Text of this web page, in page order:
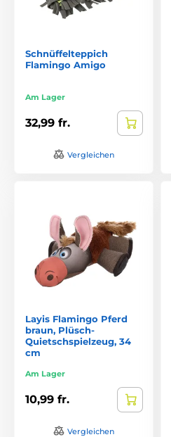
Schnüffelteppich
Flamingo Amigo
Am Lager
32,99 fr.
Vergleichen
Layis Flamingo Pferd
braun, Plüsch-
Quietschspielzeug, 34
cm
Am Lager
10,99 fr.
Vergleichen